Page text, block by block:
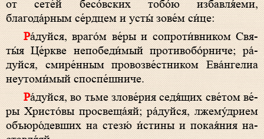
от сете́й бесо́вских то­бо́ю избавля́еми,
благода́рным се́рд­цем и ус­ты́ зо­ве́м си́­це:
Ра́­дуй­ся, враго́м ве́­ры и сопроти́вником Свя­
ты́я Це́рк­ве не­по­бе­ди́­мый противобо́рниче; ра́­
дуй­ся, сми­ре́н­ным провозве́стником Ева́нгелиа
неутоми́мый споспе́шниче.
Ра́­дуй­ся, во тьме зло­ве́­рия седя́щих све́­том ве́­
ры Хри­сто́­вы про­све­ща́яй; ра́­дуй­ся, лжему́дрием
объюро́девших на стезю́ и́с­ти­ны и по­кая́­ния на­